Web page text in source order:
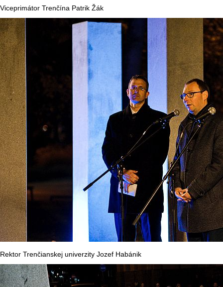
Viceprimátor Trenčína Patrik Žák
Rektor Trenčianskej univerzity Jozef Habánik